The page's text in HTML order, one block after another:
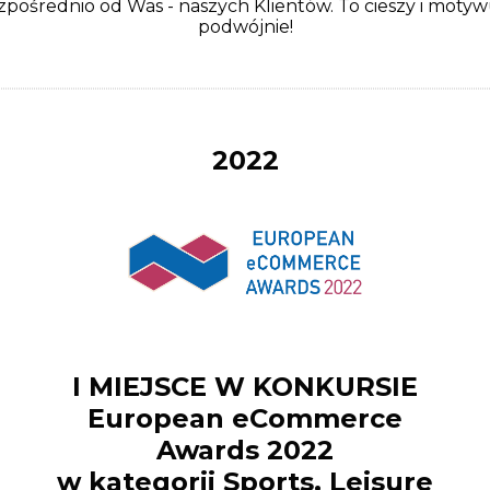
od Was - naszych Klientów. To cieszy i
podwójnie!
2022
I MIEJSCE W KONKURSIE
European eCommerce
Awards 2022
w kategorii Sports, Leisure